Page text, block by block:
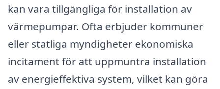
kan vara tillgängliga för installation av
värmepumpar. Ofta erbjuder kommuner
eller statliga myndigheter ekonomiska
incitament för att uppmuntra installation
av energieffektiva system, vilket kan göra